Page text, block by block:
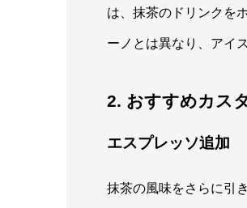
は、抹茶のドリンクを
ーノとは異なり、アイ
2. おすすめカス
エスプレッソ追加
抹茶の風味をさらに引